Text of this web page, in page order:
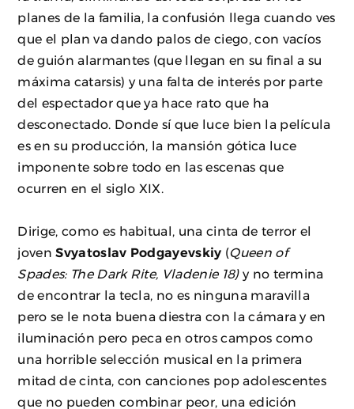
planes de la familia, la confusión llega cuando ves
que el plan va dando palos de ciego, con vacíos
de guión alarmantes (que llegan en su final a su
máxima catarsis) y una falta de interés por parte
del espectador que ya hace rato que ha
desconectado. Donde sí que luce bien la película
es en su producción, la mansión gótica luce
imponente sobre todo en las escenas que
ocurren en el siglo XIX.
Dirige, como es habitual, una cinta de terror el
joven Svyatoslav Podgayevskiy (Queen of
Spades: The Dark Rite, Vladenie 18)y no termina
de encontrar la tecla, no es ninguna maravilla
pero se le nota buena diestra con la cámara y en
iluminación pero peca en otros campos como
una horrible selección musical en la primera
mitad de cinta, con canciones pop adolescentes
que no pueden combinar peor, una edición